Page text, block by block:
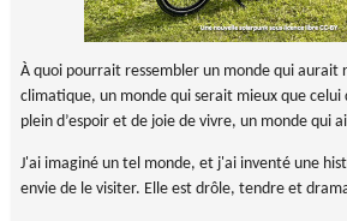
À quoi pourrait ressembler un monde qui aurait
climatique, un monde qui serait mieux que celui
plein d’espoir et de joie de vivre, un monde qui
J'ai imaginé un tel monde, et j'ai inventé une
envie de le visiter. Elle est drôle, tendre et